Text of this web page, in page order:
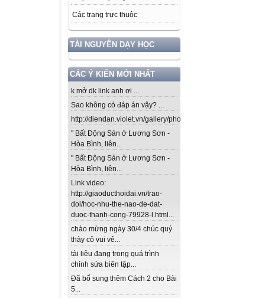
Các trang trực thuộc
TÀI NGUYÊN DẠY HỌC
CÁC Ý KIẾN MỚI NHẤT
k mở dk link anh ơi ...
Sao không có đáp án vậy? ...
http://diendan.violet.vn/gallery/photos/302...
" Bất Động Sản ở Lương Sơn -
Hòa Bình, liên...
" Bất Động Sản ở Lương Sơn -
Hòa Bình, liên...
Link video:
http://giaoducthoidai.vn/trao-
doi/hoc-nhu-the-nao-de-dat-
duoc-thanh-cong-79928-l.html...
chào mừng ngày 30/4 chúc quý
thày cô vui vẻ...
tài liệu đang trong quá trình
chỉnh sửa biên tập...
Đã bổ sung thêm Cách 2 cho Bài
5...